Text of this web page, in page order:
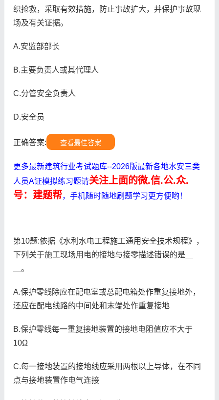
织抢救，采取有效措施，防止事故扩大，并保护事故现
场及有关证据。
A.安监部部长
B.主要负责人或其代理人
C.分管安全负责人
D.安全员
正确答案: 查看最佳答案
更多最新建筑行业考试题库--2026版最新各地水安三类
人员A证模拟练习题请关注上面的微.信.公.众.
号：建题帮，手机随时随地刷题学习更方便哟！
第10题:依据《水利水电工程施工通用安全技术规程》，
下列关于施工现场用电的接地与接零描述错误的是＿
＿。
A.保护零线除应在配电室或总配电箱处作重复接地外，
还应在配电线路的中间处和末端处作重复接地
B.保护零线每一重复接地装置的接地电阻值应不大于
10Ω
C.每一接地装置的接地线应采用两根以上导体，在不同
点与接地装置作电气连接